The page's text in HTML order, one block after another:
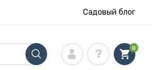
Садовый блог
0